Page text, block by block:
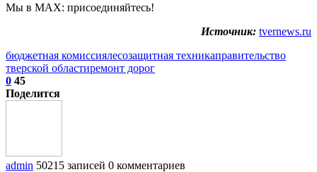
Мы в МАХ: присоединяйтесь!
Источник: tvernews.ru
бюджетная комиссиялесозащитная техникаправительство
тверской областиремонт дорог
0 45
Поделится
admin 50215 записей 0 комментариев